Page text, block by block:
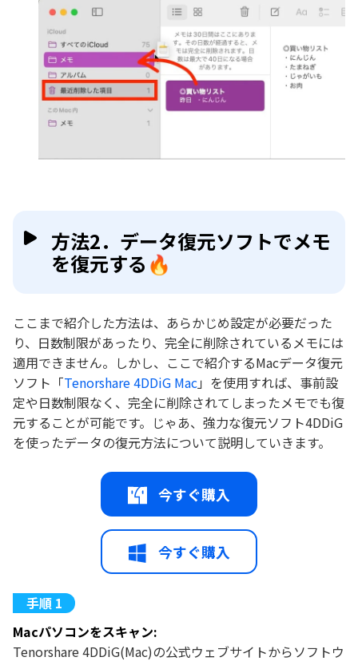
方法2．データ復元ソフトでメモ
を復元する🔥
ここまで紹介した方法は、あらかじめ設定が必要だった
り、日数制限があったり、完全に削除されているメモには
適用できません。しかし、ここで紹介するMacデータ復元
ソフト「Tenorshare 4DDiG Mac」を使用すれば、事前設
定や日数制限なく、完全に削除されてしまったメモでも復
元することが可能です。じゃあ、強力な復元ソフト4DDiG
を使ったデータの復元方法について説明していきます。
今すぐ購入
今すぐ購入
Macパソコンをスキャン:
Tenorshare 4DDiG(Mac)の公式ウェブサイトからソフトウ